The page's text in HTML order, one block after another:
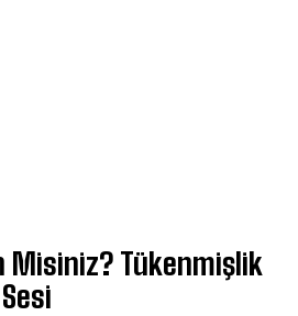
Misiniz? Tükenmişlik